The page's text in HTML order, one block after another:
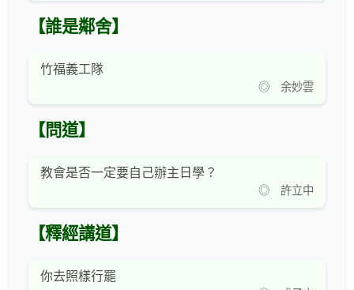
【誰是鄰舍】
竹福義工隊
◎ 余妙雲
【問道】
教會是否一定要自己辦主日學？
◎ 許立中
【釋經講道】
你去照樣行罷